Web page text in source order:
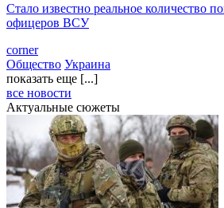
Стало известно реальное количество
офицеров ВСУ
corner
Общество Украина
показать еще [...]
все новости
Актуальные сюжеты